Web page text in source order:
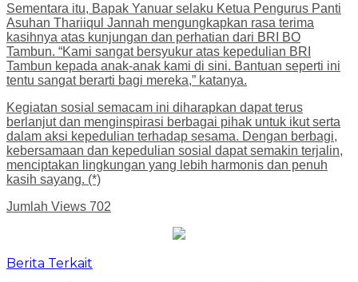
Sementara itu, Bapak Yanuar selaku Ketua Pengurus Panti
Asuhan Thariiqul Jannah mengungkapkan rasa terima
kasihnya atas kunjungan dan perhatian dari BRI BO
Tambun. “Kami sangat bersyukur atas kepedulian BRI
Tambun kepada anak-anak kami di sini. Bantuan seperti ini
tentu sangat berarti bagi mereka,” katanya.
Kegiatan sosial semacam ini diharapkan dapat terus
berlanjut dan menginspirasi berbagai pihak untuk ikut serta
dalam aksi kepedulian terhadap sesama. Dengan berbagi,
kebersamaan dan kepedulian sosial dapat semakin terjalin,
menciptakan lingkungan yang lebih harmonis dan penuh
kasih sayang. (*)
Jumlah Views 702
Berita Terkait